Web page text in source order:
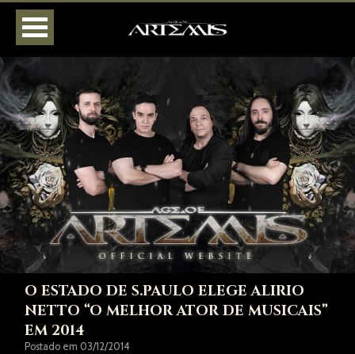
HOME
AGENDA
BIOGRAFIA
DISCOGRAFIA
FOTOS
VÍDEOS
LOJA
CONTATOS
O ESTADO DE S.PAULO ELEGE ALIRIO
NETTO “O MELHOR ATOR DE MUSICAIS”
EM 2014
Postado em 03/12/2014